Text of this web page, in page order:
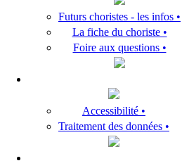
Futurs choristes - les infos •
La fiche du choriste •
Foire aux questions •
Accessibilité •
Traitement des données •